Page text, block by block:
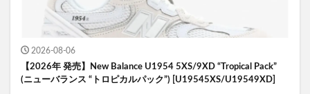
2026-08-06
【2026年 発売】New Balance U1954 5XS/9XD “Tropical Pack”
(ニューバランス “トロピカルパック”) [U19545XS/U19549XD]